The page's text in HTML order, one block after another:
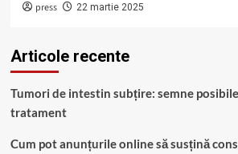
press 22 martie 2025
Articole recente
Tumori de intestin subțire: semne
tratament
Cum pot anunțurile online să susțină